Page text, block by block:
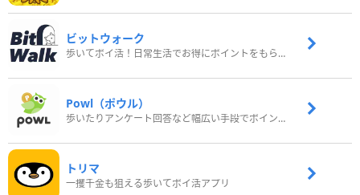
ビットウォーク
歩いてポイ活！日常生活でお得にポイントをもらおう
Powl（ポウル）
歩いたりアンケート回答など幅広い手段でポイントをゲット
トリマ
一攫千金も狙える歩いてポイ活アプリ